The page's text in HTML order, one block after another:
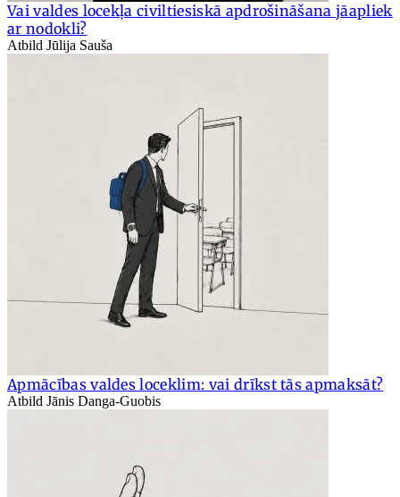
Vai valdes locekļa civiltiesiskā apdrošināšana jāapliek
ar nodokli?
Atbild Jūlija Sauša
Apmācības valdes loceklim: vai drīkst tās apmaksāt?
Atbild Jānis Danga-Guobis